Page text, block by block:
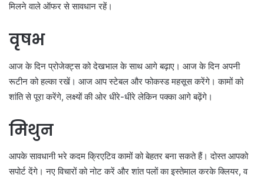
मिलने वाले ऑफर से सावधान रहें।
वृषभ
आज के दिन प्रोजेक्ट्स को देखभाल के साथ आगे बढ़ाए। आज के दिन अपनी
रूटीन को हल्का रखें। आज आप स्टेबल और फोकस्ड महसूस करेंगे। कामों को
शांति से पूरा करेंगे, लक्ष्यों की ओर धीरे-धीरे लेकिन पक्का आगे बढ़ेंगे।
मिथुन
आपके सावधानी भरे कदम क्रिएटिव कामों को बेहतर बना सकते हैं। दोस्त आपको
सपोर्ट देंगे। नए विचारों को नोट करें और शांत पलों का इस्तेमाल करके क्लियर, व